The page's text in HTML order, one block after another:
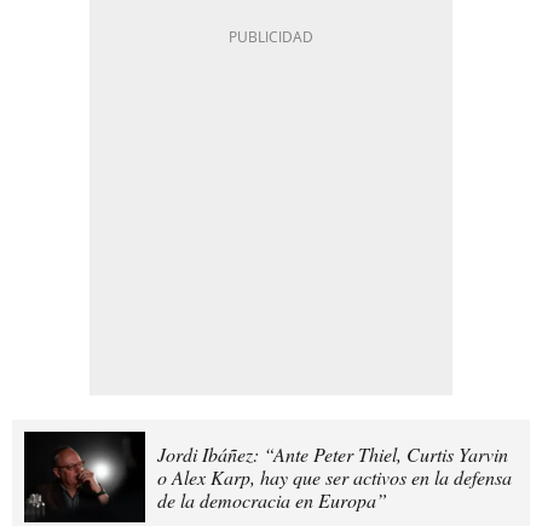
Jordi Ibáñez: “Ante Peter Thiel, Curtis Yarvin
o Alex Karp, hay que ser activos en la defensa
de la democracia en Europa”